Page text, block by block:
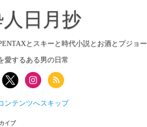
日月抄
とスキーと時代小説とお酒とプジョー
愛するある男の日常
ンテンツへスキップ
イブ